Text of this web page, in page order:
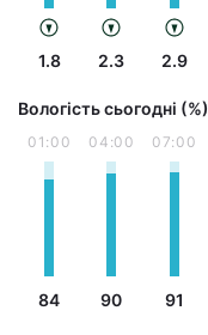
1.8 2.3 2.9
Вологість сьогодні (%)
01:00
84
04:00
90
07:00
91